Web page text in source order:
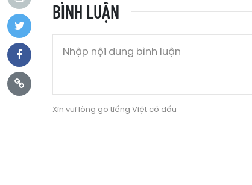
BÌNH LUẬN
Xin vui lòng gõ tiếng Việt có dấu